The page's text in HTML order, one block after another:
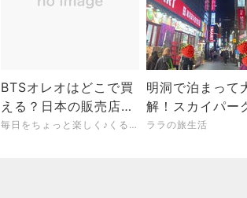
BTSオレオはどこで買
える？日本の販売店や
通販を調査してみた♡毎日をちょっと楽しく♪くるみの暮らしノート
明洞で泊まって
解！スカイパー
トラル明洞宿泊
ララの旅生活